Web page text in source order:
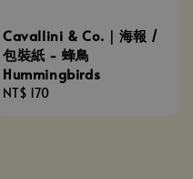
Cavallini & Co.｜海報 /
包裝紙 - 蜂鳥
Hummingbirds
Regular
NT$ 170